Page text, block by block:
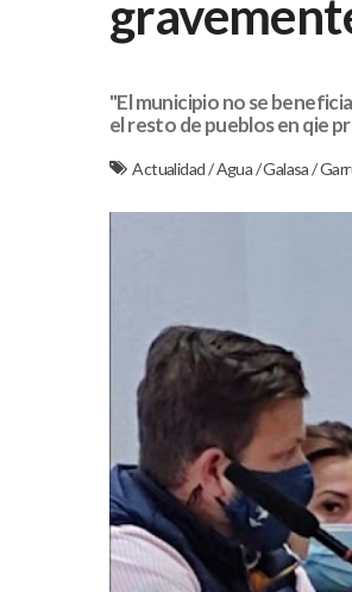
"El municipio no se
el resto de pueblos en qie
Actualidad/Agua/Galasa/